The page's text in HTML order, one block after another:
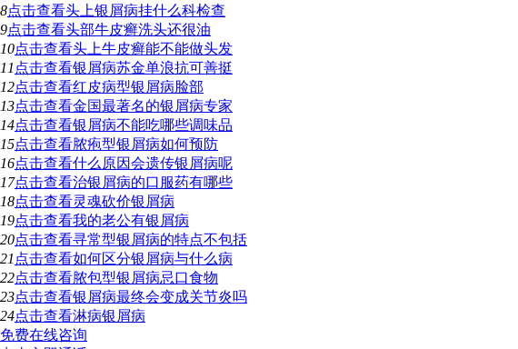
8点击查看头上银屑病挂什么科检查
9点击查看头部牛皮癣洗头还很油
10点击查看头上牛皮癣能不能做头发
11 点击查看银屑病苏金单浪抗可善挺
12点击查看红皮病型银屑病脸部
13点击查看金国最著名的银屑病专家
14点击查看银屑病不能吃哪些调味品
15点击查看脓疱型银屑病如何预防
16点击查看什么原因会遗传银屑病呢
17点击查看治银屑病的口服药有哪些
18点击查看灵魂砍价银屑病
19点击查看我的老公有银屑病
20点击查看寻常型银屑病的特点不包括
21 点击查看如何区分银屑病与什么病
22点击查看脓包型银屑病忌口食物
23点击查看银屑病最终会变成关节炎吗
24点击查看淋病银屑病
免费在线咨询